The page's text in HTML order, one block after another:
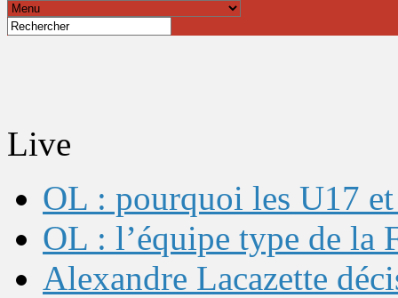
Live
OL : pourquoi les U17
OL : l’équipe type de la
Alexandre Lacazette